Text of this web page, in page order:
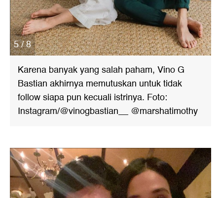
5 / 8
Karena banyak yang salah paham, Vino G
Bastian akhirnya memutuskan untuk tidak
follow siapa pun kecuali istrinya. Foto:
Instagram/@vinogbastian__ @marshatimothy